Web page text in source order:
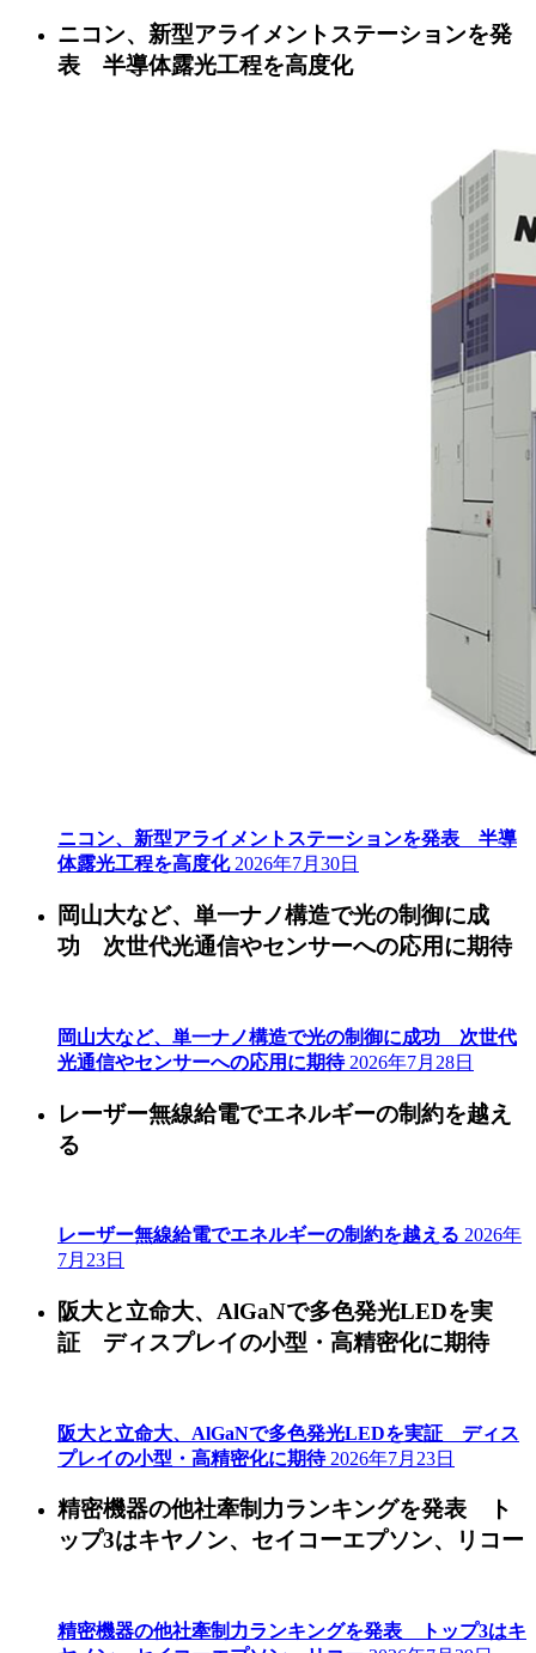
ニコン、新型アライメントステーションを発
表 半導体露光工程を高度化
ニコン、新型アライメントステーションを発表 半導
体露光工程を高度化 2026年7月30日
岡山大など、単一ナノ構造で光の制御に成
功 次世代光通信やセンサーへの応用に期待
岡山大など、単一ナノ構造で光の制御に成功 次世代
光通信やセンサーへの応用に期待 2026年7月28日
レーザー無線給電でエネルギーの制約を越え
る
レーザー無線給電でエネルギーの制約を越える 2026年
7月23日
阪大と立命大、AlGaNで多色発光LEDを実
証 ディスプレイの小型・高精密化に期待
阪大と立命大、AlGaNで多色発光LEDを実証 ディス
プレイの小型・高精密化に期待 2026年7月23日
精密機器の他社牽制力ランキングを発表 ト
ップ3はキヤノン、セイコーエプソン、リコー
精密機器の他社牽制力ランキングを発表 トップ3はキ